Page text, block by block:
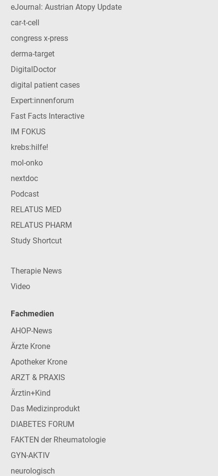
eJournal: Austrian Atopy Update
car-t-cell
congress x-press
derma-target
DigitalDoctor
digital patient cases
Expert:innenforum
Fast Facts Interactive
IM FOKUS
krebs:hilfe!
mol-onko
nextdoc
Podcast
RELATUS MED
RELATUS PHARM
Study Shortcut
Therapie News
Video
Fachmedien
AHOP-News
Ärzte Krone
Apotheker Krone
ARZT & PRAXIS
Ärztin+Kind
Das Medizinprodukt
DIABETES FORUM
FAKTEN der Rheumatologie
GYN-AKTIV
neurologisch